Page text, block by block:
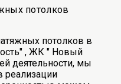
потолков
потолков в
, ЖК " Новый
деятельности, мы
реализации